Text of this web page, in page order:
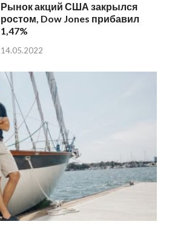
Рынок акций США закрылся
ростом, Dow Jones прибавил
1,47%
14.05.2022